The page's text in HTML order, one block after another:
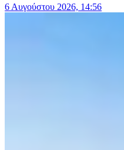
6 Αυγούστου 2026, 14:56